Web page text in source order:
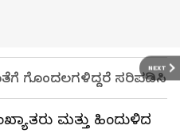
NEXT
ಗೊಂದಲಗಳಿದ್ದರೆ ಸರಿಪಡಿಸಿ
ಮತ್ತು ಹಿಂದುಳಿದ